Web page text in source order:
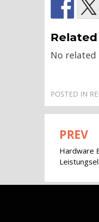
No related
POSTED IN
PREV
Hardware